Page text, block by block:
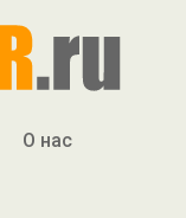
О нас